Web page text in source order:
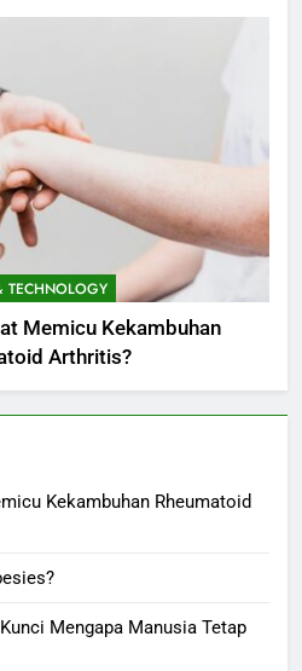
TECHNOLOGY
Memicu Kekambuhan
Arthritis?
Kekambuhan Rheumatoid
Mengapa Manusia Tetap